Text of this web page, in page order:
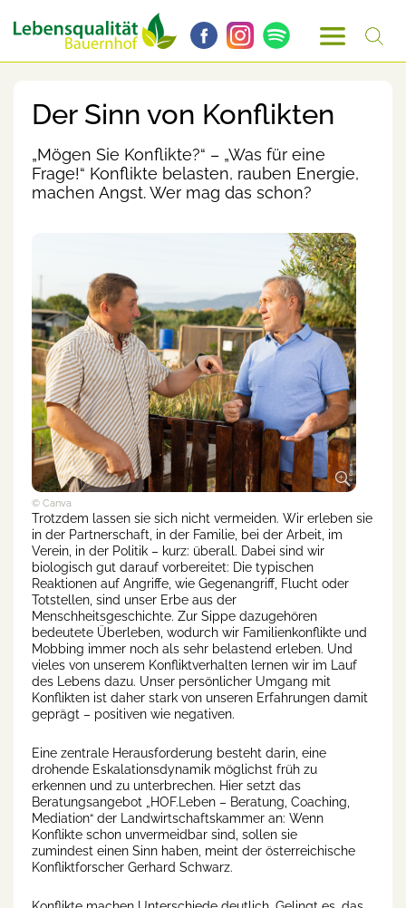
Der Sinn von Konflikten
„Mögen Sie Konflikte?“ – „Was für eine
Frage!“ Konflikte belasten, rauben Energie,
machen Angst. Wer mag das schon?
© Canva
Trotzdem lassen sie sich nicht vermeiden. Wir erleben sie
in der Partnerschaft, in der Familie, bei der Arbeit, im
Verein, in der Politik – kurz: überall. Dabei sind wir
biologisch gut darauf vorbereitet: Die typischen
Reaktionen auf Angriffe, wie Gegenangriff, Flucht oder
Totstellen, sind unser Erbe aus der
Menschheitsgeschichte. Zur Sippe dazugehören
bedeutete Überleben, wodurch wir Familienkonflikte und
Mobbing immer noch als sehr belastend erleben. Und
vieles von unserem Konfliktverhalten lernen wir im Lauf
des Lebens dazu. Unser persönlicher Umgang mit
Konflikten ist daher stark von unseren Erfahrungen damit
geprägt – positiven wie negativen.
Eine zentrale Herausforderung besteht darin, eine
drohende Eskalationsdynamik möglichst früh zu
erkennen und zu unterbrechen. Hier setzt das
Beratungsangebot „HOF.Leben – Beratung, Coaching,
Mediation“ der Landwirtschaftskammer an: Wenn
Konflikte schon unvermeidbar sind, sollen sie
zumindest einen Sinn haben, meint der österreichische
Konfliktforscher Gerhard Schwarz.